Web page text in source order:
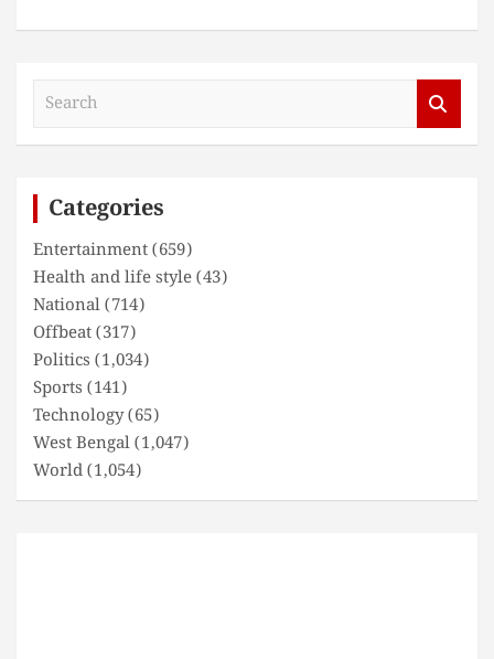
Categories
Entertainment(659)
Health and life style(43)
National(714)
Offbeat(317)
Politics (1,034)
Sports (141)
Technology(65)
West Bengal(1,047)
World(1,054)